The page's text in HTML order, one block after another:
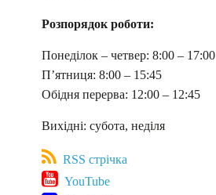
Розпорядок роботи:
Понеділок – четвер: 8:00 – 17:00
П’ятниця: 8:00 – 15:45
Обідня перерва: 12:00 – 12:45
Вихідні: субота, неділя
RSS стрічка
YouTube